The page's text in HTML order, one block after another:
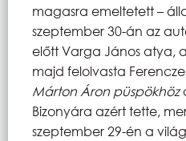
magasra emeltetett –
szeptember 30-án az
előtt Varga János atya,
majd felolvasta
Márton Áron püspökhöz
Bizonyára azért tette,
szeptember 29-én a